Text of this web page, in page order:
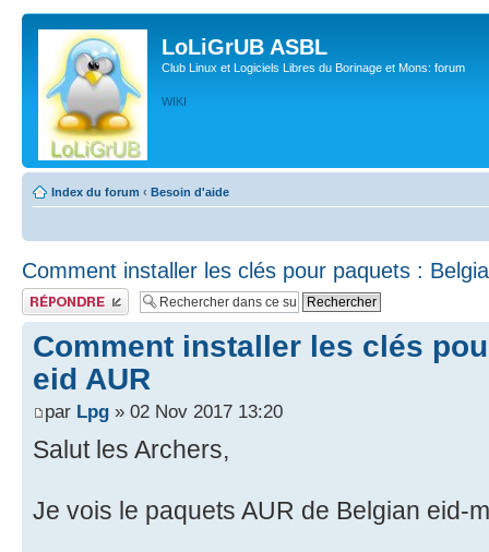
LoLiGrUB ASBL
Club Linux et Logiciels Libres du Borinage et Mons: forum
WIKI
Index du forum ‹ Besoin d'aide
Comment installer les clés pour paquets :
Publier une réponse
Comment installer les clés
eid AUR
par Lpg » 02 Nov 2017 13:20
Salut les Archers,
Je vois le paquets AUR de Belgian eid-